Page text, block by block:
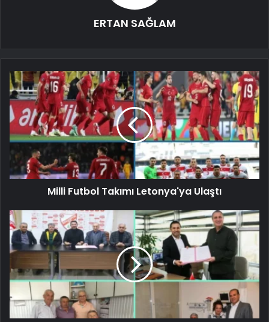
ERTAN SAĞLAM
Milli Futbol Takımı Letonya'ya Ulaştı